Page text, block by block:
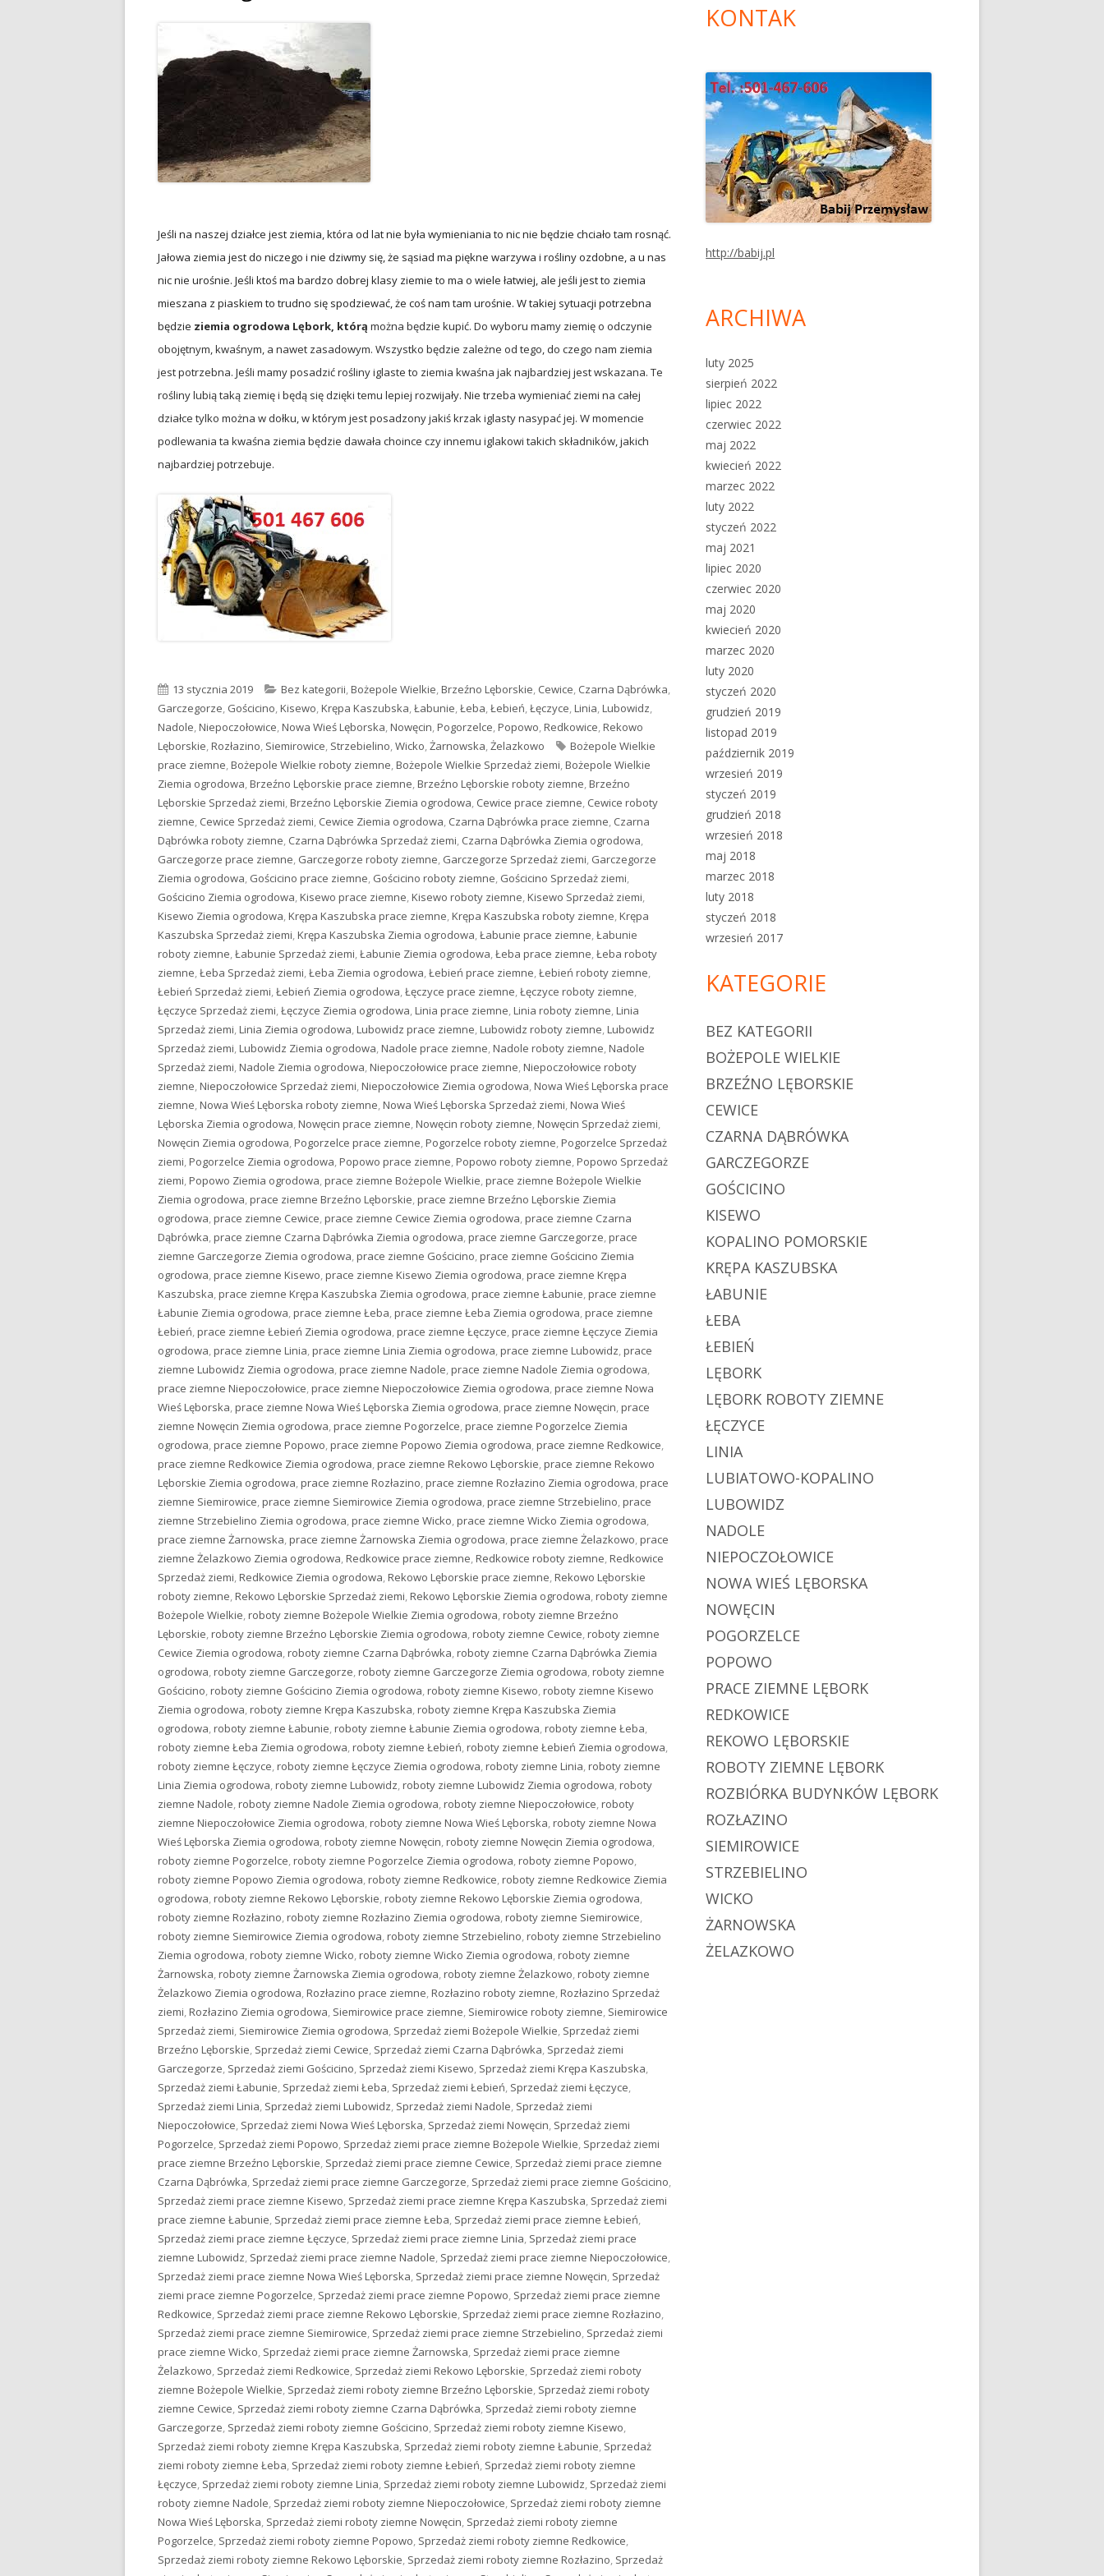
Jeśli na naszej działce jest ziemia, która od lat nie była wymieniania to nic nie będzie chciało tam rosnąć.
Jałowa ziemia jest do niczego i nie dziwmy się, że sąsiad ma piękne warzywa i rośliny ozdobne, a u nas
nic nie urośnie. Jeśli ktoś ma bardzo dobrej klasy ziemie to ma o wiele łatwiej, ale jeśli jest to ziemia
mieszana z piaskiem to trudno się spodziewać, że coś nam tam urośnie. W takiej sytuacji potrzebna
będzie ziemia ogrodowa Lębork, którą można będzie kupić. Do wyboru mamy ziemię o odczynie
obojętnym, kwaśnym, a nawet zasadowym. Wszystko będzie zależne od tego, do czego nam ziemia
jest potrzebna. Jeśli mamy posadzić rośliny iglaste to ziemia kwaśna jak najbardziej jest wskazana. Te
rośliny lubią taką ziemię i będą się dzięki temu lepiej rozwijały. Nie trzeba wymieniać ziemi na całej
działce tylko można w dołku, w którym jest posadzony jakiś krzak iglasty nasypać jej. W momencie
podlewania ta kwaśna ziemia będzie dawała choince czy innemu iglakowi takich składników, jakich
najbardziej potrzebuje.
Opublikowano
13 stycznia 2019 Kategorie
Bez kategorii,Bożepole Wielkie,Brzeźno Lęborskie, Cewice, Czarna Dąbrówka,
Garczegorze, Gościcino,Kisewo,Krępa Kaszubska,Łabunie,Łeba,Łebień,Łęczyce,Linia,Lubowidz,
Nadole,Niepoczołowice,Nowa Wieś Lęborska,Nowęcin,Pogorzelce,Popowo,Redkowice,Rekowo
Lęborskie,Rozłazino, Siemirowice, Strzebielino,Wicko,Żarnowska,Żelazkowo Tagi
Bożepole Wielkie
prace ziemne,Bożepole Wielkie roboty ziemne,Bożepole Wielkie Sprzedaż ziemi,Bożepole Wielkie
Ziemia ogrodowa,Brzeźno Lęborskie prace ziemne,Brzeźno Lęborskie roboty ziemne,Brzeźno
Lęborskie Sprzedaż ziemi,Brzeźno Lęborskie Ziemia ogrodowa, Cewice prace ziemne, Cewice roboty
ziemne, Cewice Sprzedaż ziemi, Cewice Ziemia ogrodowa, Czarna Dąbrówka prace ziemne, Czarna
Dąbrówka roboty ziemne, Czarna Dąbrówka Sprzedaż ziemi, Czarna Dąbrówka Ziemia ogrodowa,
Garczegorze prace ziemne, Garczegorze roboty ziemne, Garczegorze Sprzedaż ziemi, Garczegorze
Ziemia ogrodowa, Gościcino prace ziemne, Gościcino roboty ziemne, Gościcino Sprzedaż ziemi,
Gościcino Ziemia ogrodowa,Kisewo prace ziemne,Kisewo roboty ziemne,Kisewo Sprzedaż ziemi,
Kisewo Ziemia ogrodowa,Krępa Kaszubska prace ziemne,Krępa Kaszubska roboty ziemne,Krępa
Kaszubska Sprzedaż ziemi,Krępa Kaszubska Ziemia ogrodowa,Łabunie prace ziemne,Łabunie
roboty ziemne,Łabunie Sprzedaż ziemi,Łabunie Ziemia ogrodowa,Łeba prace ziemne,Łeba roboty
ziemne,Łeba Sprzedaż ziemi,Łeba Ziemia ogrodowa,Łebień prace ziemne,Łebień roboty ziemne,
Łebień Sprzedaż ziemi,Łebień Ziemia ogrodowa,Łęczyce prace ziemne,Łęczyce roboty ziemne,
Łęczyce Sprzedaż ziemi,Łęczyce Ziemia ogrodowa,Linia prace ziemne,Linia roboty ziemne,Linia
Sprzedaż ziemi,Linia Ziemia ogrodowa,Lubowidz prace ziemne,Lubowidz roboty ziemne,Lubowidz
Sprzedaż ziemi,Lubowidz Ziemia ogrodowa,Nadole prace ziemne,Nadole roboty ziemne,Nadole
Sprzedaż ziemi,Nadole Ziemia ogrodowa,Niepoczołowice prace ziemne,Niepoczołowice roboty
ziemne,Niepoczołowice Sprzedaż ziemi,Niepoczołowice Ziemia ogrodowa,Nowa Wieś Lęborska prace
ziemne,Nowa Wieś Lęborska roboty ziemne,Nowa Wieś Lęborska Sprzedaż ziemi,Nowa Wieś
Lęborska Ziemia ogrodowa,Nowęcin prace ziemne,Nowęcin roboty ziemne,Nowęcin Sprzedaż ziemi,
Nowęcin Ziemia ogrodowa,Pogorzelce prace ziemne,Pogorzelce roboty ziemne,Pogorzelce Sprzedaż
ziemi,Pogorzelce Ziemia ogrodowa,Popowo prace ziemne,Popowo roboty ziemne,Popowo Sprzedaż
ziemi,Popowo Ziemia ogrodowa,prace ziemne Bożepole Wielkie,prace ziemne Bożepole Wielkie
Ziemia ogrodowa,prace ziemne Brzeźno Lęborskie,prace ziemne Brzeźno Lęborskie Ziemia
ogrodowa,prace ziemne Cewice,prace ziemne Cewice Ziemia ogrodowa,prace ziemne Czarna
Dąbrówka,prace ziemne Czarna Dąbrówka Ziemia ogrodowa,prace ziemne Garczegorze,prace
ziemne Garczegorze Ziemia ogrodowa,prace ziemne Gościcino,prace ziemne Gościcino Ziemia
ogrodowa,prace ziemne Kisewo,prace ziemne Kisewo Ziemia ogrodowa,prace ziemne Krępa
Kaszubska,prace ziemne Krępa Kaszubska Ziemia ogrodowa,prace ziemne Łabunie,prace ziemne
Łabunie Ziemia ogrodowa,prace ziemne Łeba,prace ziemne Łeba Ziemia ogrodowa,prace ziemne
Łebień,prace ziemne Łebień Ziemia ogrodowa,prace ziemne Łęczyce,prace ziemne Łęczyce Ziemia
ogrodowa,prace ziemne Linia,prace ziemne Linia Ziemia ogrodowa,prace ziemne Lubowidz,prace
ziemne Lubowidz Ziemia ogrodowa,prace ziemne Nadole,prace ziemne Nadole Ziemia ogrodowa,
prace ziemne Niepoczołowice,prace ziemne Niepoczołowice Ziemia ogrodowa,prace ziemne Nowa
Wieś Lęborska,prace ziemne Nowa Wieś Lęborska Ziemia ogrodowa,prace ziemne Nowęcin,prace
ziemne Nowęcin Ziemia ogrodowa,prace ziemne Pogorzelce,prace ziemne Pogorzelce Ziemia
ogrodowa,prace ziemne Popowo,prace ziemne Popowo Ziemia ogrodowa,prace ziemne Redkowice,
prace ziemne Redkowice Ziemia ogrodowa,prace ziemne Rekowo Lęborskie,prace ziemne Rekowo
Lęborskie Ziemia ogrodowa,prace ziemne Rozłazino,prace ziemne Rozłazino Ziemia ogrodowa,prace
ziemne Siemirowice,prace ziemne Siemirowice Ziemia ogrodowa,prace ziemne Strzebielino,prace
ziemne Strzebielino Ziemia ogrodowa,prace ziemne Wicko,prace ziemne Wicko Ziemia ogrodowa,
prace ziemne Żarnowska,prace ziemne Żarnowska Ziemia ogrodowa,prace ziemne Żelazkowo,prace
ziemne Żelazkowo Ziemia ogrodowa,Redkowice prace ziemne,Redkowice roboty ziemne,Redkowice
Sprzedaż ziemi,Redkowice Ziemia ogrodowa,Rekowo Lęborskie prace ziemne,Rekowo Lęborskie
roboty ziemne,Rekowo Lęborskie Sprzedaż ziemi,Rekowo Lęborskie Ziemia ogrodowa,roboty ziemne
Bożepole Wielkie,roboty ziemne Bożepole Wielkie Ziemia ogrodowa,roboty ziemne Brzeźno
Lęborskie,roboty ziemne Brzeźno Lęborskie Ziemia ogrodowa,roboty ziemne Cewice,roboty ziemne
Cewice Ziemia ogrodowa,roboty ziemne Czarna Dąbrówka,roboty ziemne Czarna Dąbrówka Ziemia
ogrodowa,roboty ziemne Garczegorze,roboty ziemne Garczegorze Ziemia ogrodowa,roboty ziemne
Gościcino,roboty ziemne Gościcino Ziemia ogrodowa,roboty ziemne Kisewo,roboty ziemne Kisewo
Ziemia ogrodowa,roboty ziemne Krępa Kaszubska,roboty ziemne Krępa Kaszubska Ziemia
ogrodowa,roboty ziemne Łabunie,roboty ziemne Łabunie Ziemia ogrodowa,roboty ziemne Łeba,
roboty ziemne Łeba Ziemia ogrodowa,roboty ziemne Łebień,roboty ziemne Łebień Ziemia ogrodowa,
roboty ziemne Łęczyce,roboty ziemne Łęczyce Ziemia ogrodowa,roboty ziemne Linia,roboty ziemne
Linia Ziemia ogrodowa,roboty ziemne Lubowidz,roboty ziemne Lubowidz Ziemia ogrodowa,roboty
ziemne Nadole,roboty ziemne Nadole Ziemia ogrodowa,roboty ziemne Niepoczołowice,roboty
ziemne Niepoczołowice Ziemia ogrodowa,roboty ziemne Nowa Wieś Lęborska,roboty ziemne Nowa
Wieś Lęborska Ziemia ogrodowa,roboty ziemne Nowęcin,roboty ziemne Nowęcin Ziemia ogrodowa,
roboty ziemne Pogorzelce,roboty ziemne Pogorzelce Ziemia ogrodowa,roboty ziemne Popowo,
roboty ziemne Popowo Ziemia ogrodowa,roboty ziemne Redkowice,roboty ziemne Redkowice Ziemia
ogrodowa,roboty ziemne Rekowo Lęborskie,roboty ziemne Rekowo Lęborskie Ziemia ogrodowa,
roboty ziemne Rozłazino,roboty ziemne Rozłazino Ziemia ogrodowa,roboty ziemne Siemirowice,
roboty ziemne Siemirowice Ziemia ogrodowa,roboty ziemne Strzebielino,roboty ziemne Strzebielino
Ziemia ogrodowa,roboty ziemne Wicko,roboty ziemne Wicko Ziemia ogrodowa,roboty ziemne
Żarnowska,roboty ziemne Żarnowska Ziemia ogrodowa,roboty ziemne Żelazkowo,roboty ziemne
Żelazkowo Ziemia ogrodowa,Rozłazino prace ziemne,Rozłazino roboty ziemne,Rozłazino Sprzedaż
ziemi,Rozłazino Ziemia ogrodowa, Siemirowice prace ziemne, Siemirowice roboty ziemne, Siemirowice
Sprzedaż ziemi, Siemirowice Ziemia ogrodowa, Sprzedaż ziemi Bożepole Wielkie, Sprzedaż ziemi
Brzeźno Lęborskie, Sprzedaż ziemi Cewice, Sprzedaż ziemi Czarna Dąbrówka, Sprzedaż ziemi
Garczegorze, Sprzedaż ziemi Gościcino, Sprzedaż ziemi Kisewo, Sprzedaż ziemi Krępa Kaszubska,
Sprzedaż ziemi Łabunie, Sprzedaż ziemi Łeba, Sprzedaż ziemi Łebień, Sprzedaż ziemi Łęczyce,
Sprzedaż ziemi Linia, Sprzedaż ziemi Lubowidz, Sprzedaż ziemi Nadole, Sprzedaż ziemi
Niepoczołowice, Sprzedaż ziemi Nowa Wieś Lęborska, Sprzedaż ziemi Nowęcin, Sprzedaż ziemi
Pogorzelce, Sprzedaż ziemi Popowo, Sprzedaż ziemi prace ziemne Bożepole Wielkie, Sprzedaż ziemi
prace ziemne Brzeźno Lęborskie, Sprzedaż ziemi prace ziemne Cewice, Sprzedaż ziemi prace ziemne
Czarna Dąbrówka, Sprzedaż ziemi prace ziemne Garczegorze, Sprzedaż ziemi prace ziemne Gościcino,
Sprzedaż ziemi prace ziemne Kisewo, Sprzedaż ziemi prace ziemne Krępa Kaszubska, Sprzedaż ziemi
prace ziemne Łabunie, Sprzedaż ziemi prace ziemne Łeba, Sprzedaż ziemi prace ziemne Łebień,
Sprzedaż ziemi prace ziemne Łęczyce, Sprzedaż ziemi prace ziemne Linia, Sprzedaż ziemi prace
ziemne Lubowidz, Sprzedaż ziemi prace ziemne Nadole, Sprzedaż ziemi prace ziemne Niepoczołowice,
Sprzedaż ziemi prace ziemne Nowa Wieś Lęborska, Sprzedaż ziemi prace ziemne Nowęcin, Sprzedaż
ziemi prace ziemne Pogorzelce, Sprzedaż ziemi prace ziemne Popowo, Sprzedaż ziemi prace ziemne
Redkowice, Sprzedaż ziemi prace ziemne Rekowo Lęborskie, Sprzedaż ziemi prace ziemne Rozłazino,
Sprzedaż ziemi prace ziemne Siemirowice, Sprzedaż ziemi prace ziemne Strzebielino, Sprzedaż ziemi
prace ziemne Wicko, Sprzedaż ziemi prace ziemne Żarnowska, Sprzedaż ziemi prace ziemne
Żelazkowo, Sprzedaż ziemi Redkowice, Sprzedaż ziemi Rekowo Lęborskie, Sprzedaż ziemi roboty
ziemne Bożepole Wielkie, Sprzedaż ziemi roboty ziemne Brzeźno Lęborskie, Sprzedaż ziemi roboty
ziemne Cewice, Sprzedaż ziemi roboty ziemne Czarna Dąbrówka, Sprzedaż ziemi roboty ziemne
Garczegorze, Sprzedaż ziemi roboty ziemne Gościcino, Sprzedaż ziemi roboty ziemne Kisewo,
Sprzedaż ziemi roboty ziemne Krępa Kaszubska, Sprzedaż ziemi roboty ziemne Łabunie, Sprzedaż
ziemi roboty ziemne Łeba, Sprzedaż ziemi roboty ziemne Łebień, Sprzedaż ziemi roboty ziemne
Łęczyce, Sprzedaż ziemi roboty ziemne Linia, Sprzedaż ziemi roboty ziemne Lubowidz, Sprzedaż ziemi
roboty ziemne Nadole, Sprzedaż ziemi roboty ziemne Niepoczołowice, Sprzedaż ziemi roboty ziemne
Nowa Wieś Lęborska, Sprzedaż ziemi roboty ziemne Nowęcin, Sprzedaż ziemi roboty ziemne
Pogorzelce, Sprzedaż ziemi roboty ziemne Popowo, Sprzedaż ziemi roboty ziemne Redkowice,
Sprzedaż ziemi roboty ziemne Rekowo Lęborskie, Sprzedaż ziemi roboty ziemne Rozłazino, Sprzedaż
KONTAK
http://babij.pl
ARCHIWA
luty 2025
sierpień 2022
lipiec 2022
czerwiec 2022
maj 2022
kwiecień 2022
marzec 2022
luty 2022
styczeń 2022
maj 2021
lipiec 2020
czerwiec 2020
maj 2020
kwiecień 2020
marzec 2020
luty 2020
styczeń 2020
grudzień 2019
listopad 2019
październik 2019
wrzesień 2019
styczeń 2019
grudzień 2018
wrzesień 2018
maj 2018
marzec 2018
luty 2018
styczeń 2018
wrzesień 2017
KATEGORIE
BEZ KATEGORII
BOŻEPOLE WIELKIE
BRZEŹNO LĘBORSKIE
CEWICE
CZARNA DĄBRÓWKA
GARCZEGORZE
GOŚCICINO
KISEWO
KOPALINO POMORSKIE
KRĘPA KASZUBSKA
ŁABUNIE
ŁEBA
ŁEBIEŃ
LĘBORK
LĘBORK ROBOTY ZIEMNE
ŁĘCZYCE
LINIA
LUBIATOWO-KOPALINO
LUBOWIDZ
NADOLE
NIEPOCZOŁOWICE
NOWA WIEŚ LĘBORSKA
NOWĘCIN
POGORZELCE
POPOWO
PRACE ZIEMNE LĘBORK
REDKOWICE
REKOWO LĘBORSKIE
ROBOTY ZIEMNE LĘBORK
ROZBIÓRKA BUDYNKÓW LĘBORK
ROZŁAZINO
SIEMIROWICE
STRZEBIELINO
WICKO
ŻARNOWSKA
ŻELAZKOWO